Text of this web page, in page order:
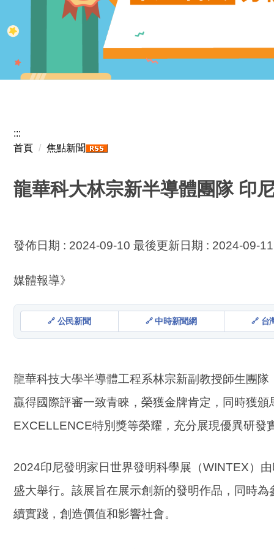
:::
首頁
焦點新聞
龍華科大林宗新半導體團隊 印
發佈日期 : 2024-09-10 最後更新日期 : 2024-09-11
媒體報導》
公民新聞 中時新聞網 台
龍華科技大學半導體工程系林宗新副教授師生團
贏得國際評審一致青睞，榮獲金牌肯定，同時獲
EXCELLENCE特別獎等榮耀，充分展現優異研發
2024印尼發明家日世界發明科學展（WINTEX）
盛大舉行。該展旨在展示創新的發明作品，同時
續實踐，創造價值和影響社會。